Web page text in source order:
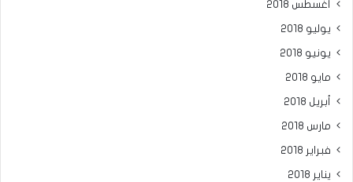
أغسطس 2018
يوليو 2018
يونيو 2018
مايو 2018
أبريل 2018
مارس 2018
فبراير 2018
يناير 2018